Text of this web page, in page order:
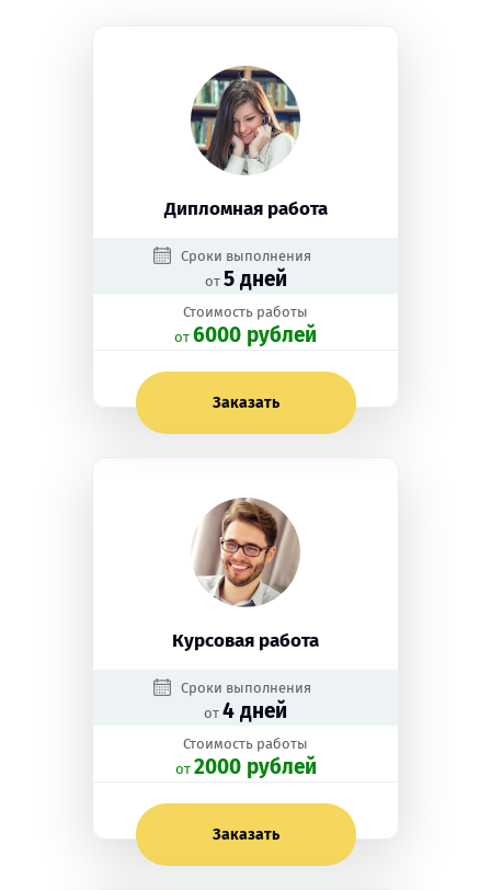
Дипломная работа
Сроки выполнения
от 5 дней
Стоимость работы
oт 6000 рублей
Заказать
Курсовая работа
Сроки выполнения
от 4 дней
Стоимость работы
oт 2000 рублей
Заказать